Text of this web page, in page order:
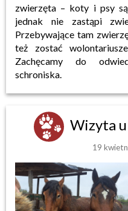
zwierzęta – koty i psy
jednak nie zastąpi
Przebywające tam
też zostać
Zachęcamy do
schroniska.
Wizyta u
19